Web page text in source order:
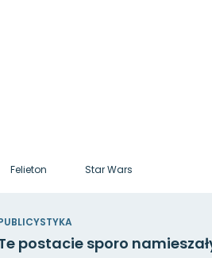
Felieton Star Wars
postacie sporo